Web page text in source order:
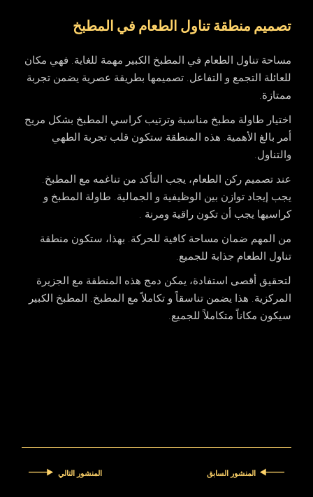
تصميم منطقة تناول الطعام في المطبخ
مساحة تناول الطعام في المطبخ الكبير مهمة للغاية. فهي مكان
للعائلة التجمع و التفاعل. تصميمها بطريقة عصرية يضمن تجربة
ممتازة.
اختيار طاولة مطبخ مناسبة وترتيب كراسي المطبخ بشكل مريح
أمر بالغ الأهمية. هذه المنطقة ستكون قلب تجربة الطهي
والتناول.
عند تصميم ركن الطعام، يجب التأكد من تناغمه مع المطبخ.
يجب إيجاد توازن بين الوظيفية و الجمالية. طاولة المطبخ و
كراسيها يجب أن تكون راقية ومرنة .
من المهم ضمان مساحة كافية للحركة. بهذا، ستكون منطقة
تناول الطعام جذابة للجميع.
لتحقيق أقصى استفادة، يمكن دمج هذه المنطقة مع الجزيرة
المركزية. هذا يضمن تناسقاً و تكاملاً مع المطبخ. المطبخ الكبير
سيكون مكاناً متكاملاً للجميع.
المنشور السابق المنشور التالي